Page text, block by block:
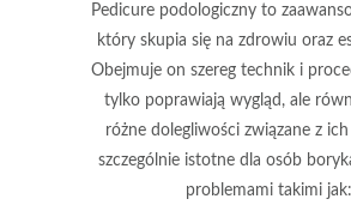
Pedicure podologicznyto
który skupia się na zdrowiu oraz
Obejmuje on szereg technik i
tylko poprawiają wygląd, ale
różne dolegliwości związane z
szczególnie istotne dla osób
problemami takimi jak: